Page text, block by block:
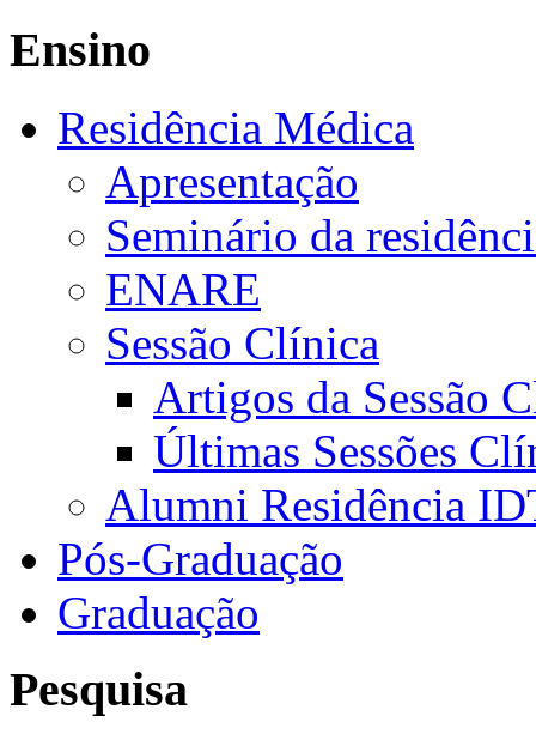
Ensino
Residência Médica
Apresentação
Seminário da
ENARE
Sessão Clínica
Artigos da Sessão
Últimas Sessões
Alumni Residência
Pós-Graduação
Graduação
Pesquisa